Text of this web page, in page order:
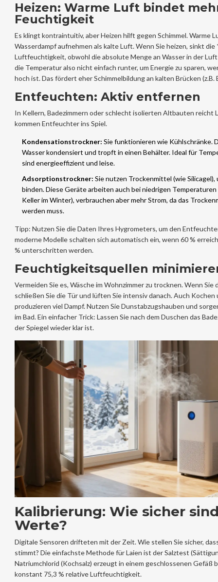
Heizen: Warme Luft bindet
Feuchtigkeit
Es klingt kontraintuitiv, aber Heizen hilft gegen Schimmel. Warme
Wasserdampf aufnehmen als kalte Luft. Wenn Sie heizen, sinkt
Luftfeuchtigkeit, obwohl die absolute Menge an Wasser in der
die Temperatur also nicht einfach runter, um Energie zu sparen,
hoch ist. Das fördert eher Schimmelbildung an kalten Brücken (z.B.
Entfeuchten: Aktiv entfernen
In Kellern, Badezimmern oder schlecht isolierten Altbauten reicht
kommen Entfeuchter ins Spiel.
Kondensationstrockner: Sie funktionieren wie Kühlschränke.
Wasser kondensiert und tropft in einen Behälter. Ideal für
sind energieeffizient und leise.
Adsorptionstrockner: Sie nutzen Trockenmittel (wie Silicagel),
binden. Diese Geräte arbeiten auch bei niedrigen Temperaturen
Keller im Winter), verbrauchen aber mehr Strom, da das
werden muss.
Tipp: Nutzen Sie die Daten Ihres Hygrometers, um den
moderne Modelle schalten sich automatisch ein, wenn 60 %
% unterschritten werden.
Feuchtigkeitsquellen
Vermeiden Sie es, Wäsche im Wohnzimmer zu trocknen. Wenn Sie
schließen Sie die Tür und lüften Sie intensiv danach. Auch Kochen
produzieren viel Dampf. Nutzen Sie Dunstabzugshauben und
im Bad. Ein einfacher Trick: Lassen Sie nach dem Duschen das
der Spiegel wieder klar ist.
Kalibrierung: Wie sicher
Werte?
Digitale Sensoren drifteten mit der Zeit. Wie stellen Sie sicher,
stimmt? Die einfachste Methode für Laien ist der Salztest
Natriumchlorid (Kochsalz) erzeugt in einem geschlossenen Gefäß
konstant 75,3 % relative Luftfeuchtigkeit.